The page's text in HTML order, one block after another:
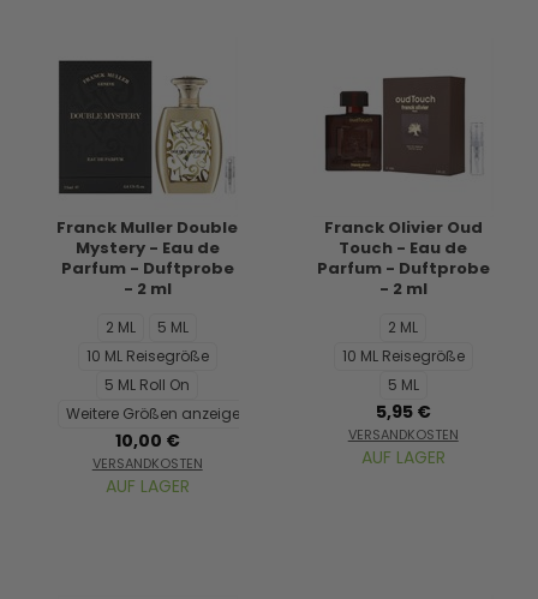
Franck Muller Double
Mystery - Eau de
Parfum - Duftprobe
- 2 ml
2 ML
5 ML
10 ML Reisegröße
5 ML Roll On
Weitere Größen anzeigen...
10,00 €
VERSANDKOSTEN
AUF LAGER
Franck Olivier Oud
Touch - Eau de
Parfum - Duftprobe
- 2 ml
2 ML
10 ML Reisegröße
5 ML
5,95 €
VERSANDKOSTEN
AUF LAGER